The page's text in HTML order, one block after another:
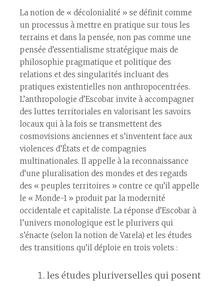
La notion de « décolonialité » se définit comme
un processus à mettre en pratique sur tous les
terrains et dans la pensée, non pas comme une
pensée d’essentialisme stratégique mais de
philosophie pragmatique et politique des
relations et des singularités incluant des
pratiques existentielles non anthropocentrées.
L’anthropologie d’Escobar invite à accompagner
des luttes territoriales en valorisant les savoirs
locaux qui à la fois se transmettent des
cosmovisions anciennes et s’inventent face aux
violences d’États et de compagnies
multinationales. Il appelle à la reconnaissance
d’une pluralisation des mondes et des regards
des « peuples territoires » contre ce qu’il appelle
le « Monde-1 » produit par la modernité
occidentale et capitaliste. La réponse d’Escobar à
l’univers monologique est le plurivers qui
s’énacte (selon la notion de Varela) et les études
des transitions qu’il déploie en trois volets :
les études pluriverselles qui posent